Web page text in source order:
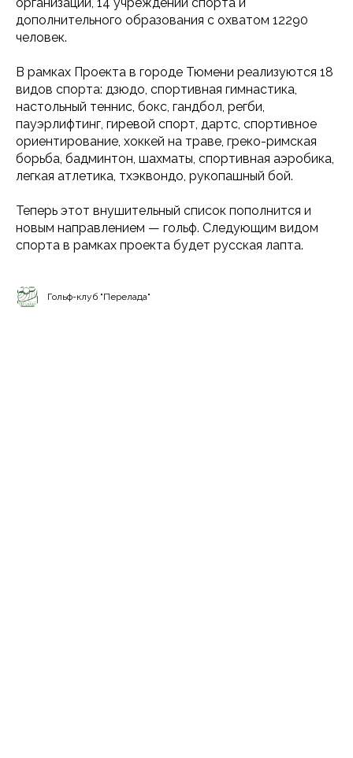
дополнительного образования с охватом 12290
человек.
В рамках Проекта в городе Тюмени реализуются 18
видов спорта: дзюдо, спортивная гимнастика,
настольный теннис, бокс, гандбол, регби,
пауэрлифтинг, гиревой спорт, дартс, спортивное
ориентирование, хоккей на траве, греко-римская
борьба, бадминтон, шахматы, спортивная аэробика,
легкая атлетика, тхэквондо, рукопашный бой.
Теперь этот внушительный список пополнится и
новым направлением — гольф. Следующим видом
спорта в рамках проекта будет русская лапта.
Гольф-клуб "Перелада"